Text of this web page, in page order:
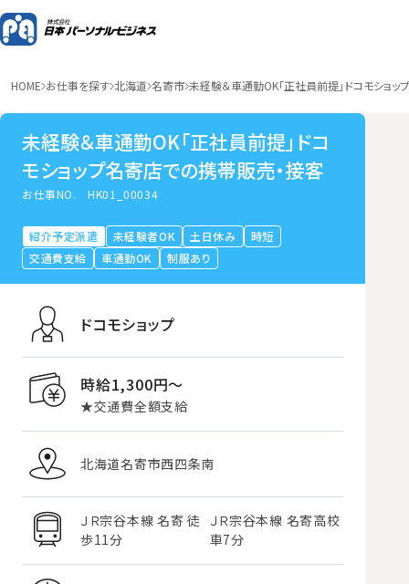
HOME お仕事を探す 北海道 名寄市 未経験＆車通勤OK「正社員前提」ドコモショ
未経験＆車通勤OK「正社員前提」ドコ
モショップ名寄店での携帯販売・接客
お仕事NO.HK01_00034
紹介予定派遣 未経験者OK 土日休み
時短
交通費支給
車通勤OK 制服あり
ドコモショップ
時給1,300円〜
★交通費全額支給
北海道名寄市西四条南
ＪＲ宗谷本線 名寄 徒
歩11分
ＪＲ宗谷本線 名寄高校
車7分